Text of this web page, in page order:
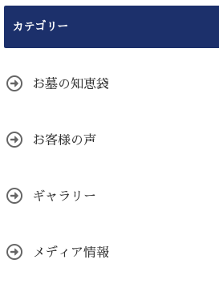
カテゴリー
お墓の知恵袋
お客様の声
ギャラリー
メディア情報